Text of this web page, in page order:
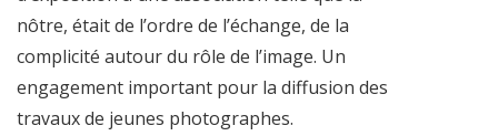
nôtre, était de l’ordre de l’échange, de la
complicité autour du rôle de l’image. Un
engagement important pour la diffusion des
travaux de jeunes photographes.